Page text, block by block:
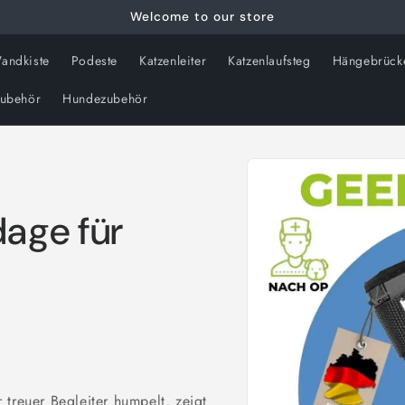
Welcome to our store
Podeste Katzenleiter Katzenlaufsteg
Hundezubehör
product
information
für